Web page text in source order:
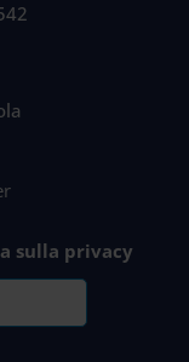
sulla privacy